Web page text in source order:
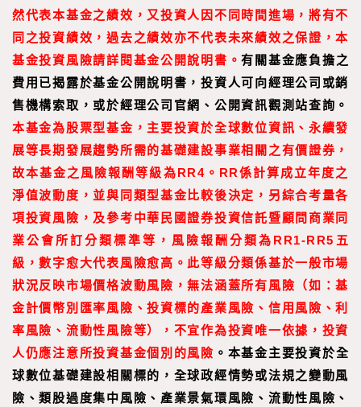
然代表本基金之績效，又投資人因不同時間進場，將有不
同之投資績效，過去之績效亦不代表未來績效之保證，本
基金投資風險請詳閱基金公開說明書。有關基金應負擔之
費用已揭露於基金公開說明書，投資人可向經理公司或銷
售機構索取，或於經理公司官網、公開資訊觀測站查詢。
本基金為股票型基金，主要投資於全球數位資訊、永續發
展等長期發展趨勢所需的基礎建設事業相關之有價證券，
故本基金之風險報酬等級為RR4。RR係計算成立年度之
淨值波動度，並與同類型基金比較後決定，另綜合考量各
項投資風險，及參考中華民國證券投資信託暨顧問商業同
業公會所訂分類標準等，風險報酬分類為RR1-RR5五
級，數字愈大代表風險愈高。此等級分類係基於一般市場
狀況反映市場價格波動風險，無法涵蓋所有風險（如：基
金計價幣別匯率風險、投資標的產業風險、信用風險、利
率風險、流動性風險等），不宜作為投資唯一依據，投資
人仍應注意所投資基金個別的風險 。本基金主要投資於全
球數位基礎建設相關標的，全球政經情勢或法規之變動風
險、類股過度集中風險、產業景氣環風險、流動性風險、